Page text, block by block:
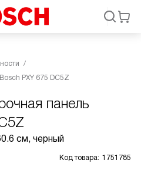
PXY 675 DC5Z
панель
см, черный
Код товара: 1751785